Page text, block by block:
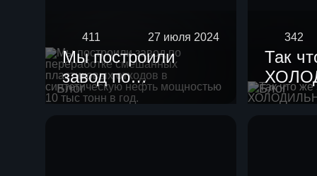
Блог
411 27 июля 2024
Мы построили
завод по
переработке
Блог
342
Так